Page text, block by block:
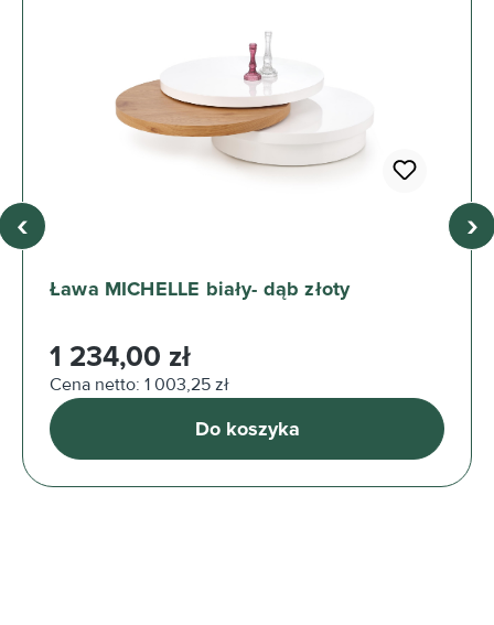
Ława MICHELLE biały- dąb złoty
Cena regularna:
1 234,00 zł
Cena netto: 1 003,25 zł
Do koszyka
‹ ›